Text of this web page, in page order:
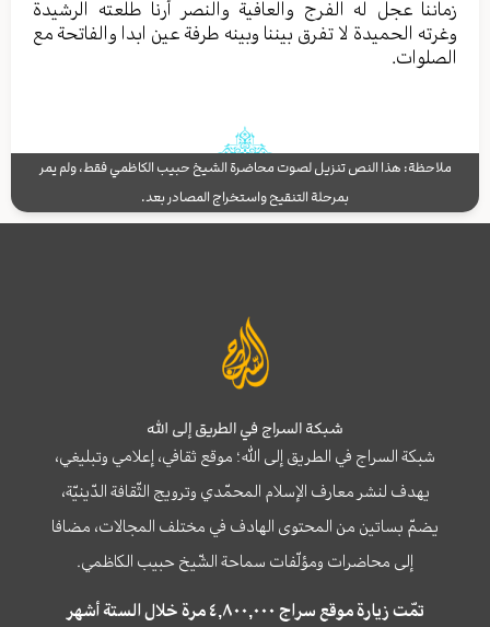
زماننا عجل له الفرج والعافية والنصر أرنا طلعته الرشيدة
وغرته الحميدة لا تفرق بيننا وبينه طرفة عين ابدا والفاتحة مع
الصلوات.
ملاحظة: هذا النص تنزيل لصوت محاضرة الشيخ حبيب الكاظمي فقط، ولم يمر
بمرحلة التنقيح واستخراج المصادر بعد.
شبكة السراج في الطريق إلى الله
شبكة السراج في الطريق إلى الله؛ موقع ثقافي، إعلامي وتبليغي،
يهدف لنشر معارف الإسلام المحمّدي وترويج الثّقافة الدّينيّة،
يضمّ بساتين من المحتوى الهادف في مختلف المجالات، مضافا
إلى محاضرات ومؤلّفات سماحة الشّيخ حبيب الكاظمي.
تمّت زيارة موقع سراج ٤,٨٠٠,٠٠٠ مرة خلال الستة أشهر